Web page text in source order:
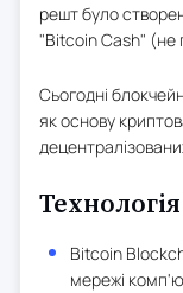
решт було
"Bitcoin Cash" (не
Сьогодні
як основу
Технологія
Bitcoin
мережі